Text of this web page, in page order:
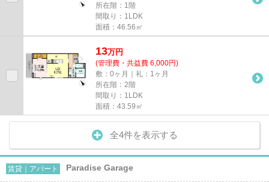
所在階：1階
間取り：1LDK
面積：46.56㎡
13万円
(管理費・共益費 6,000円)
敷：0ヶ月｜礼：1ヶ月
所在階：2階
間取り：1LDK
面積：43.59㎡
全4件を表示する
賃貸｜アパート Paradise Garage